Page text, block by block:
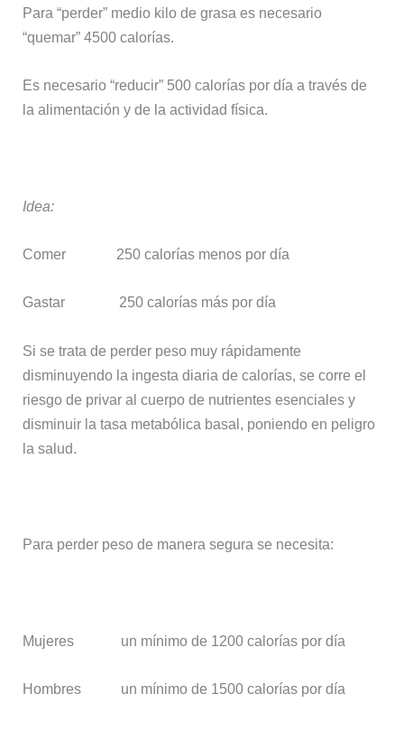
Para “perder” medio kilo de grasa es necesario
“quemar” 4500 calorías.
Es necesario “reducir” 500 calorías por día a través de
la alimentación y de la actividad física.
Idea:
Comer 250 calorías menos por día
Gastar 250 calorías más por día
Si se trata de perder peso muy rápidamente
disminuyendo la ingesta diaria de calorías, se corre el
riesgo de privar al cuerpo de nutrientes esenciales y
disminuir la tasa metabólica basal, poniendo en peligro
la salud.
Para perder peso de manera segura se necesita:
Mujeres un mínimo de 1200 calorías por día
Hombres un mínimo de 1500 calorías por día